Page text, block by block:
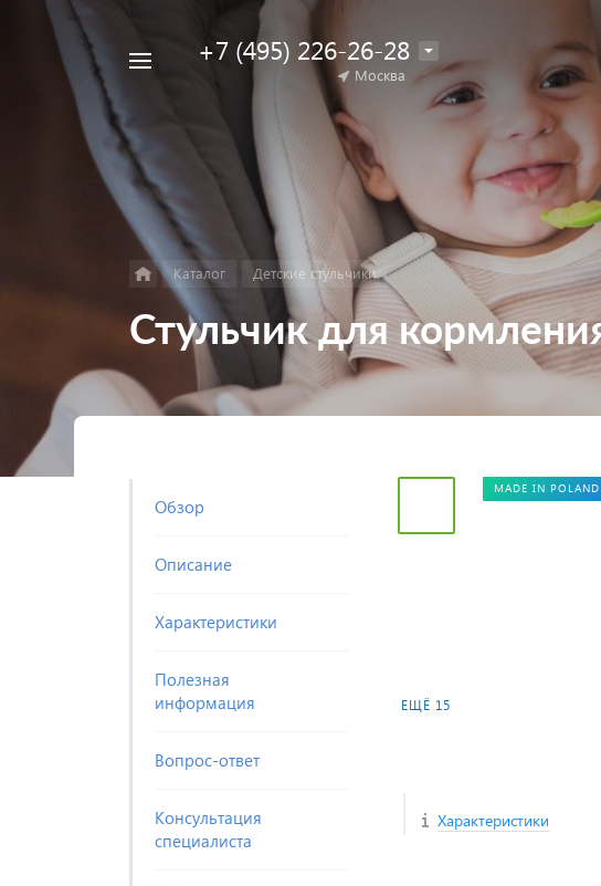
в каталоге
Например,
коляска
+7 (495) 226-26-28
Москва
Каталог Детские стульчики
Стульчик для
Обзор
Описание
Характеристики
Полезная
информация
Вопрос-ответ
Консультация
специалиста
ЕЩЁ 15
MADE IN POLAND
Характеристики